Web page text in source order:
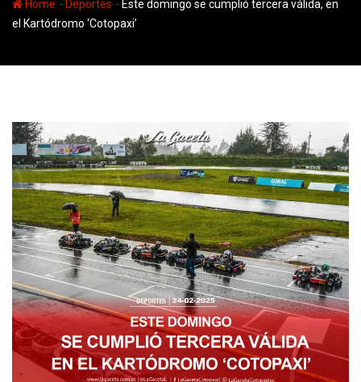
Home - Deportes - Este domingo se cumplió tercera válida, en
el Kartódromo ‘Cotopaxi’